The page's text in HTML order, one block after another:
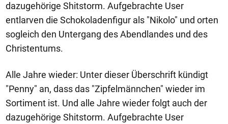
dazugehörige Shitstorm. Aufgebrachte User
entlarven die Schokoladenfigur als "Nikolo" und orten
sogleich den Untergang des Abendlandes und des
Christentums.
Alle Jahre wieder: Unter dieser Überschrift kündigt
"Penny" an, dass das "Zipfelmännchen" wieder im
Sortiment ist. Und alle Jahre wieder folgt auch der
dazugehörige Shitstorm. Aufgebrachte User